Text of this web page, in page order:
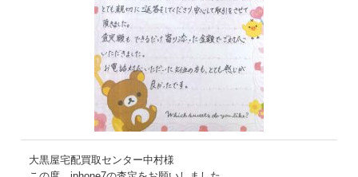
大黒屋宅配買取センター中村様